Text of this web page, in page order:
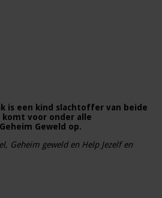
is een kind slachtoffer van beide
voor onder alle
Geweld op.
Geheim geweld en Help Jezelf en